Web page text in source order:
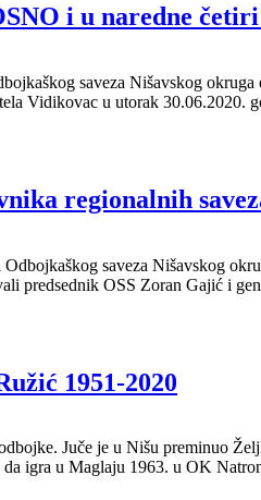
i u naredne četiri
saveza Nišavskog
Vidikovac u utorak 30.06.2020.
regionalnih
saveza Nišavskog
predsednik OSS Zoran Gajić i
1951-2020
Juče je u Nišu preminuo
igra u Maglaju 1963. u OK